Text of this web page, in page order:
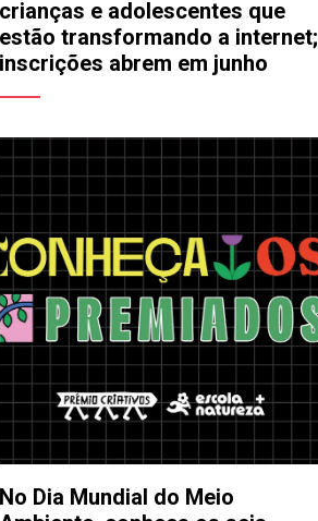
crianças e adolescentes que
estão transformando a internet;
inscrições abrem em junho
No Dia Mundial do Meio